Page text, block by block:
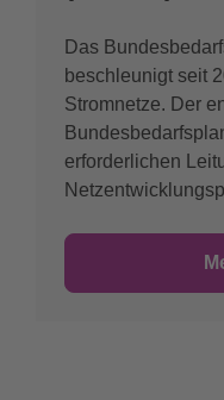
Das
beschleunigt seit
Stromnetze. Der
erforderlichen